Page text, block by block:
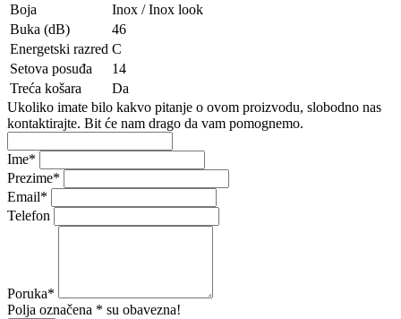
Boja
Inox / Inox look
Buka (dB)
46
Energetski razred C
Setova posuđa
14
Treća košara
Da
Ukoliko imate bilo kakvo pitanje o ovom proizvodu, slobodno nas
kontaktirajte. Bit će nam drago da vam pomognemo.
Ime*
Prezime*
Email*
Telefon
Poruka*
Polja označena * su obavezna!